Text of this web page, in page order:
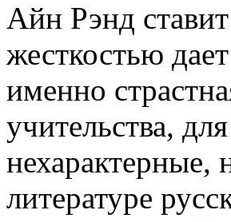
Айн Рэнд
жесткостью
именно
учительства,
литературе